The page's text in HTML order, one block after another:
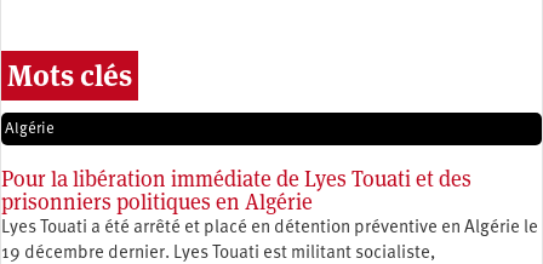
Mots clés
Algérie
Pour la libération immédiate de Lyes Touati et des
prisonniers politiques en Algérie
Lyes Touati a été arrêté et placé en détention préventive en Algérie le
19 décembre dernier. Lyes Touati est militant socialiste,